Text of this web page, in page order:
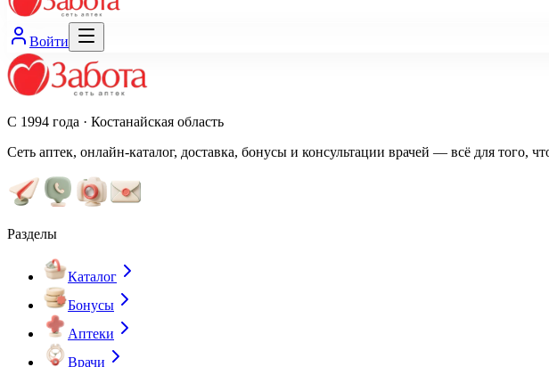
Войти
С 1994 года · Костанайская область
Сеть аптек, онлайн-каталог, доставка, бонусы и консультации врачей — всё для того,
Разделы
Каталог
Бонусы
Аптеки
Врачи